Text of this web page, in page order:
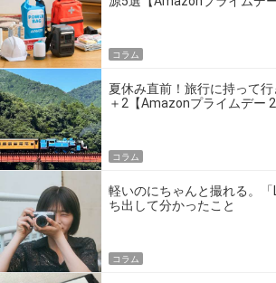
コラム
夏休み直前！旅行に持って
＋2【Amazonプライムデー
コラム
軽いのにちゃんと撮れる。
ち出して分かったこと
コラム